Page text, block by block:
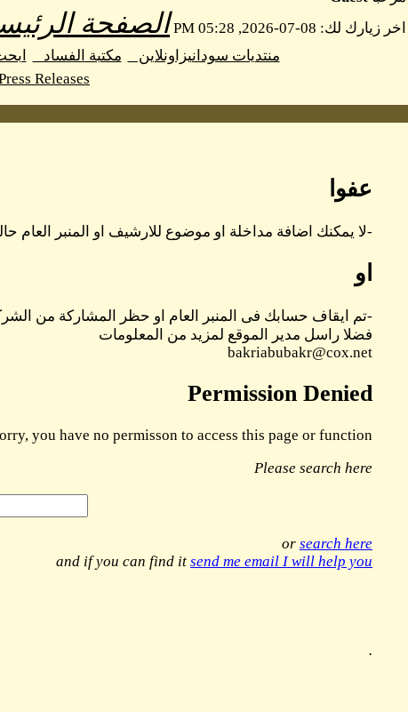
اخر زيارك لك: 08-07-2026, 05:28 PM
الصفحة
منتديات سودانيزاونلاين مكتبة الفساد
Releases
عفوا
-لا يمكنك اضافة مداخلة او موضوع للارشيف او المنبر العام
او
-تم ايقاف حسابك فى المنبر العام او حظر المشاركة من
فضلا راسل مدير الموقع لمزيد من المعلومات
bakriabubakr@cox.net
Permission Denied
you have no permisson to access this page or function
Please search here
or search here
and if you can find it send me email I will help you
.